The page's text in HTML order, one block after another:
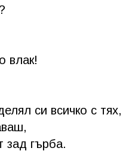
влак!
си всичко с тях,
зад гърба.